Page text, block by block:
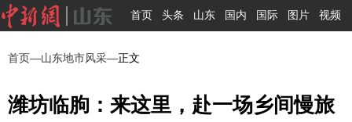
首页 头条 山东 国内 国际 图片 视频
首页—山东地市风采—正文
潍坊临朐：来这里，赴一场乡间慢旅